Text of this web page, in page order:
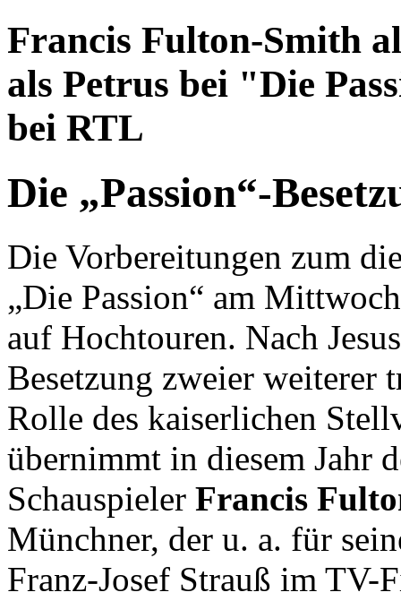
Francis Fulton-Smith
als Petrus bei "Die
bei RTL
Die „Passion“-
Die Vorbereitungen zum
„Die Passion“ am
auf Hochtouren. Nach
Besetzung zweier weiterer
Rolle des kaiserlichen
übernimmt in diesem Jahr
Schauspieler Francis
Münchner, der u. a. für
Franz-Josef Strauß im